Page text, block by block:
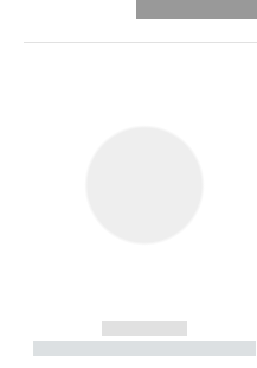
------------
----------- ----------- --------